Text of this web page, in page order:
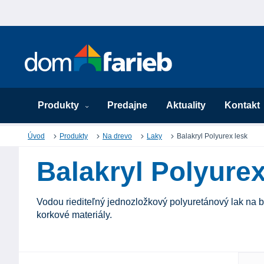
Produkty Predajne Aktuality Kontakt
Úvod Produkty Na drevo Laky Balakryl Polyurex lesk
Balakryl
Vodou riediteľný jednozložkový polyuretánový lak na
korkové materiály.